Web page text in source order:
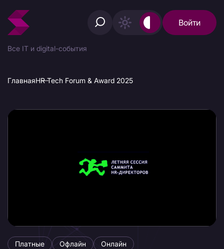
Войти
Все IT и digital-события
ГлавнаяHR Tech Forum & Award 2025
Платные Офлайн Онлайн